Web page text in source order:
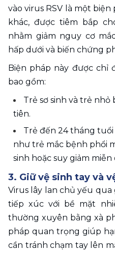
vào virus RSV là một
khác, được tiêm bắp
nhằm giảm nguy cơ
hấp dưới và biến chứng
Biện pháp này được chỉ
bao gồm:
Trẻ sơ sinh và trẻ nhỏ
tiên.
Trẻ đến 24 tháng
như trẻ mắc bệnh phổi
sinh hoặc suy giảm miễn
3. Giữ vệ sinh tay và
Virus lây lan chủ yếu
tiếp xúc với bề mặt
thường xuyên bằng xà
pháp quan trọng giúp
cần tránh chạm tay lên